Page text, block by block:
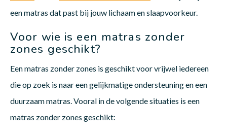
een matras dat past bij jouw lichaam en slaapvoorkeur.
Voor wie is een matras zonder
zones geschikt?
Een matras zonder zones is geschikt voor vrijwel iedereen
die op zoek is naar een gelijkmatige ondersteuning en een
duurzaam matras. Vooral in de volgende situaties is een
matras zonder zones geschikt: